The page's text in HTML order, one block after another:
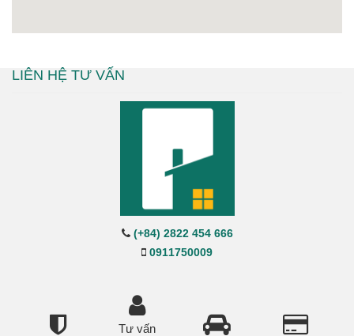
LIÊN HỆ TƯ VẤN
(+84) 2822 454 666
0911750009
Tư vấn